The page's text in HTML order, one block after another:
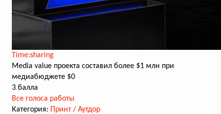
Time:sharing
Media value проекта составил более $1 млн при
медиабюджете $0
3 балла
Все голоса работы
Категория: Принт / Аутдор